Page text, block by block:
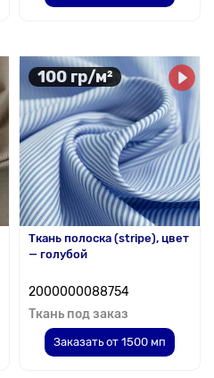
100 гр/м²
Ткань полоска (stripe), цвет
— голубой
2000000088754
Ткань под заказ
Заказать от 1500 мп